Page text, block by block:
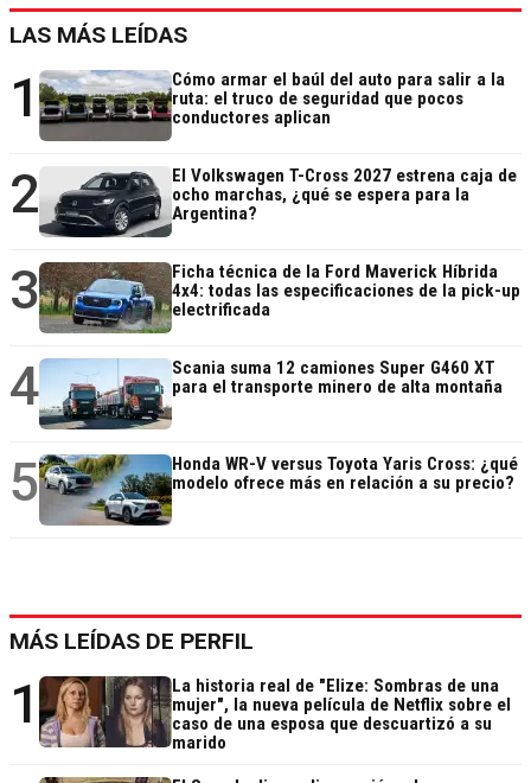
LAS MÁS LEÍDAS
1
Cómo armar el baúl del auto para salir a la
ruta: el truco de seguridad que pocos
conductores aplican
2
El Volkswagen T-Cross 2027 estrena caja de
ocho marchas, ¿qué se espera para la
Argentina?
3
Ficha técnica de la Ford Maverick Híbrida
4x4: todas las especificaciones de la pick-up
electrificada
4
Scania suma 12 camiones Super G460 XT
para el transporte minero de alta montaña
5
Honda WR-V versus Toyota Yaris Cross: ¿qué
modelo ofrece más en relación a su precio?
MÁS LEÍDAS DE PERFIL
1
La historia real de "Elize: Sombras de una
mujer", la nueva película de Netflix sobre el
caso de una esposa que descuartizó a su
marido